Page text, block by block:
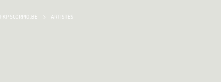
FKP SCORPIO.BE ARTISTES